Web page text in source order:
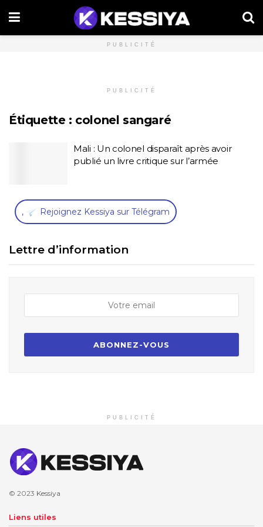
PUBLICITÉ
PUBLICITÉ
Étiquette : colonel sangaré
Mali : Un colonel disparaît après avoir
publié un livre critique sur l’armée
, Rejoignez Kessiya sur Télégram
Lettre d’information
PUBLICITÉ
© 2023 Kessiya
Liens utiles